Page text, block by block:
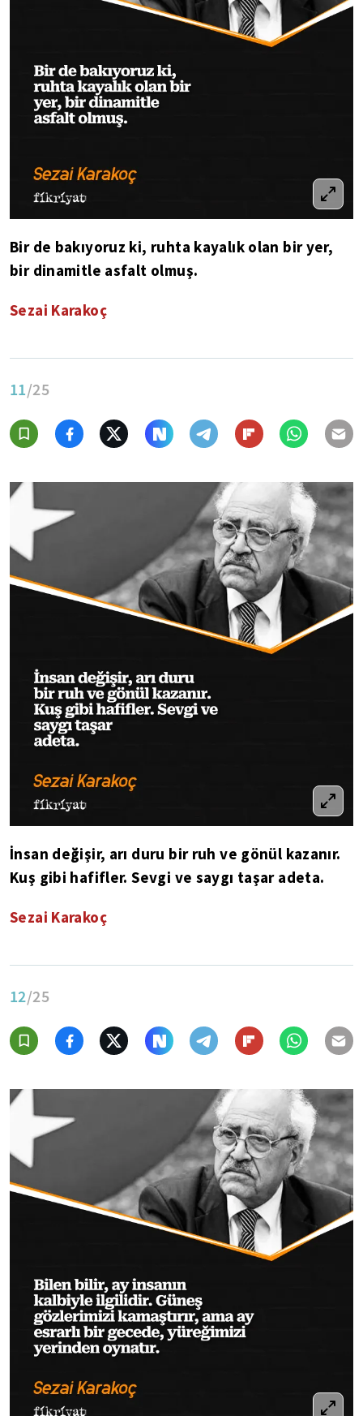
Bir de bakıyoruz ki, ruhta kayalık olan bir yer,
bir dinamitle asfalt olmuş.
Sezai Karakoç
11/25
İnsan değişir, arı duru bir ruh ve gönül kazanır.
Kuş gibi hafifler. Sevgi ve saygı taşar adeta.
Sezai Karakoç
12/25